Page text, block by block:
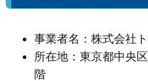
事業者名：株式会社
所在地：東京都中央